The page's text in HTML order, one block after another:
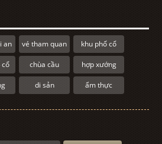
an vé tham quan khu phố cổ
cổ chùa cầu hợp xướng
di sản ẩm thực